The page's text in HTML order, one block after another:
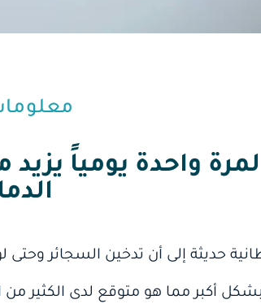
لمرة واحدة يومياً
حديثة إلى أن تدخين السجائر
أكبر مما هو متوقع لدى الكثير من